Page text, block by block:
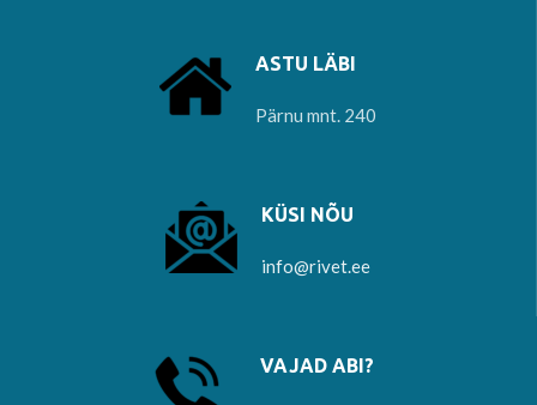
ASTU LÄBI
Pärnu mnt. 240
KÜSI NÕU
info@rivet.ee
VAJAD ABI?